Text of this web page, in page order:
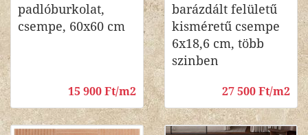
padlóburkolat,
csempe, 60x60 cm
15 900 Ft/m2
barázdált felületű
kisméretű csempe
6x18,6 cm, több
szinben
27 500 Ft/m2